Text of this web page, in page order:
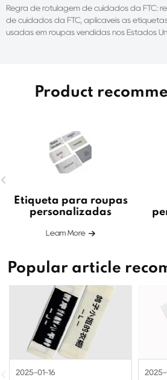
Regra de rotulagem de cuidados da FTC:
de cuidados da FTC, aplicáveis às
usadas em roupas vendidas nos Estados
Product
Etiqueta para roupas
personalizadas
Leam More
Popular article
2025-01-16 2025-